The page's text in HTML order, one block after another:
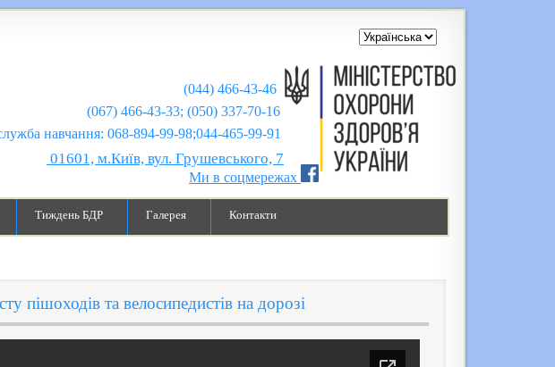
(044) 466-43-46
(067) 466-43-33; (050) 337-70-16
068-894-99-98;044-465-99-91
01601, м.Київ, вул. Грушевського, 7
Ми в соцмережах
Тиждень БДР Галерея Контакти
пішоходів та велосипедистів на дорозі